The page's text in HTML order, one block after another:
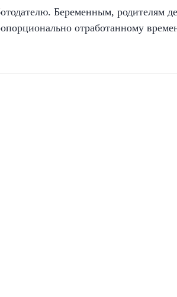
Беременным, родителям
отработанному